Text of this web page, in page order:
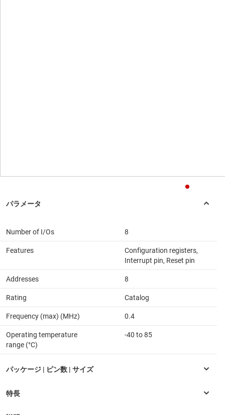
Number of I/Os 8
Features
Configuration registers,
Interrupt pin, Reset pin
Addresses 8
Rating Catalog
Frequency (max) (MHz) 0.4
Operating temperature
range (°C)
-40 to 85